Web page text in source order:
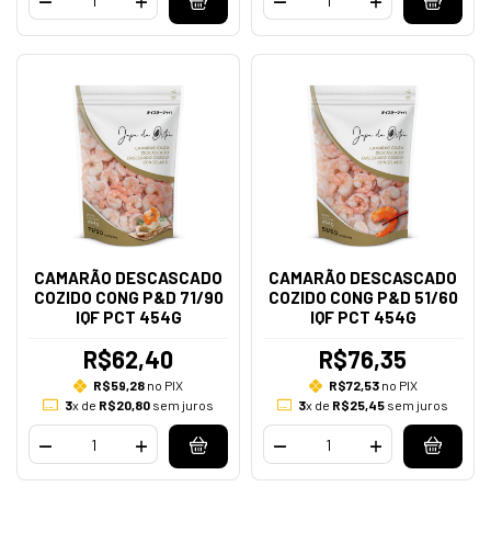
CAMARÃO DESCASCADO
COZIDO CONG P&D 71/90
IQF PCT 454G
R$62,40
R$59,28 no PIX
3x de R$20,80sem juros
CAMARÃO DESCASCADO
COZIDO CONG P&D 51/60
IQF PCT 454G
R$76,35
R$72,53no PIX
3x de R$25,45 sem juros